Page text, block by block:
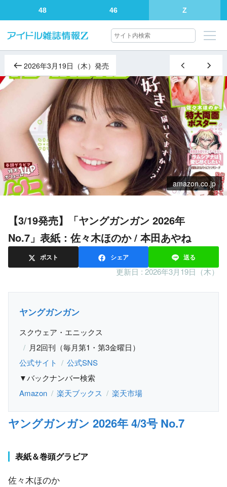
48 46 Z
2026年3月19日（木）発売
amazon.co.jp
【3/19発売】「ヤングガンガン 2026年
No.7」表紙：佐々木ほのか / 本田あやね
ポスト シェア 送る
更新日 : 2026年3月19日（木）
ヤングガンガン
スクウェア・エニックス
月2回刊（毎月第1・第3金曜日）
公式サイト
公式SNS
▼バックナンバー検索
Amazon
楽天ブックス 楽天市場
ヤングガンガン 2026年 4/3号 No.7
表紙＆巻頭グラビア
佐々木ほのか